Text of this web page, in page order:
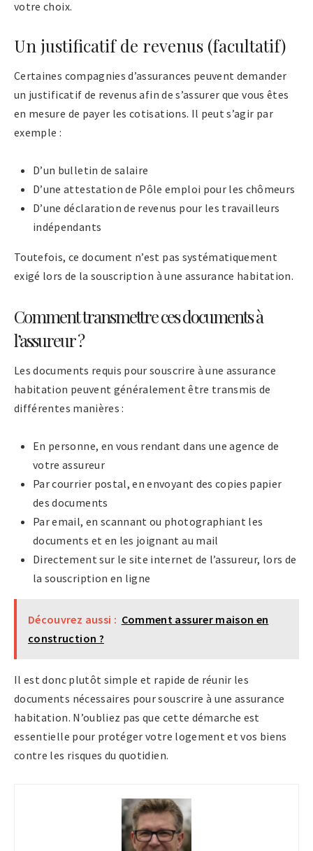
votre choix.
Un justificatif de revenus (facultatif)
Certaines compagnies d’assurances peuvent demander
un justificatif de revenus afin de s’assurer que vous êtes
en mesure de payer les cotisations. Il peut s’agir par
exemple :
D’un bulletin de salaire
D’une attestation de Pôle emploi pour les chômeurs
D’une déclaration de revenus pour les travailleurs
indépendants
Toutefois, ce document n’est pas systématiquement
exigé lors de la souscription à une assurance habitation.
Comment transmettre ces documents à
l’assureur ?
Les documents requis pour souscrire à une assurance
habitation peuvent généralement être transmis de
différentes manières :
En personne, en vous rendant dans une agence de
votre assureur
Par courrier postal, en envoyant des copies papier
des documents
Par email, en scannant ou photographiant les
documents et en les joignant au mail
Directement sur le site internet de l’assureur, lors de
la souscription en ligne
Découvrez aussi : Comment assurer maison en
construction ?
Il est donc plutôt simple et rapide de réunir les
documents nécessaires pour souscrire à une assurance
habitation. N’oubliez pas que cette démarche est
essentielle pour protéger votre logement et vos biens
contre les risques du quotidien.